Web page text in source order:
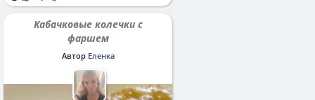
Кабачковые колечки с
фаршем
Автор Еленка